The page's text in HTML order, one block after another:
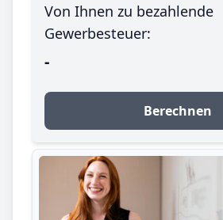
Von Ihnen zu bezahlende
Gewerbesteuer:
-
Berechnen